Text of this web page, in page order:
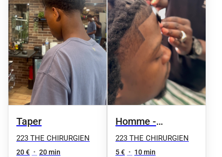
Taper
223 THE CHIRURGIEN
20 € • 20 min
Homme -
Contours
223 THE CHIRURGIEN
5 € • 10 min